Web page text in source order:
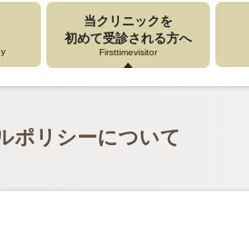
当クリニックを
初めて受診される方へ
Firsttimevisitor
ポリシーについて